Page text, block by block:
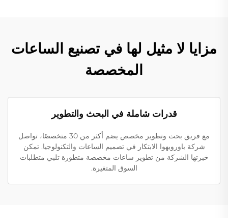
مزايا لا مثيل لها في تصنيع الساعات
المخصصة
قدرات شاملة في البحث والتطوير
مع فريق بحث وتطوير مخصص يضم أكثر من 30 متخصصًا، تواصل
شركة باورويهوا الابتكار في تصميم الساعات والتكنولوجيا. تمكن
خبرتها الشركة من تطوير ساعات مخصصة متطورة تلبي متطلبات
السوق المتغيرة.